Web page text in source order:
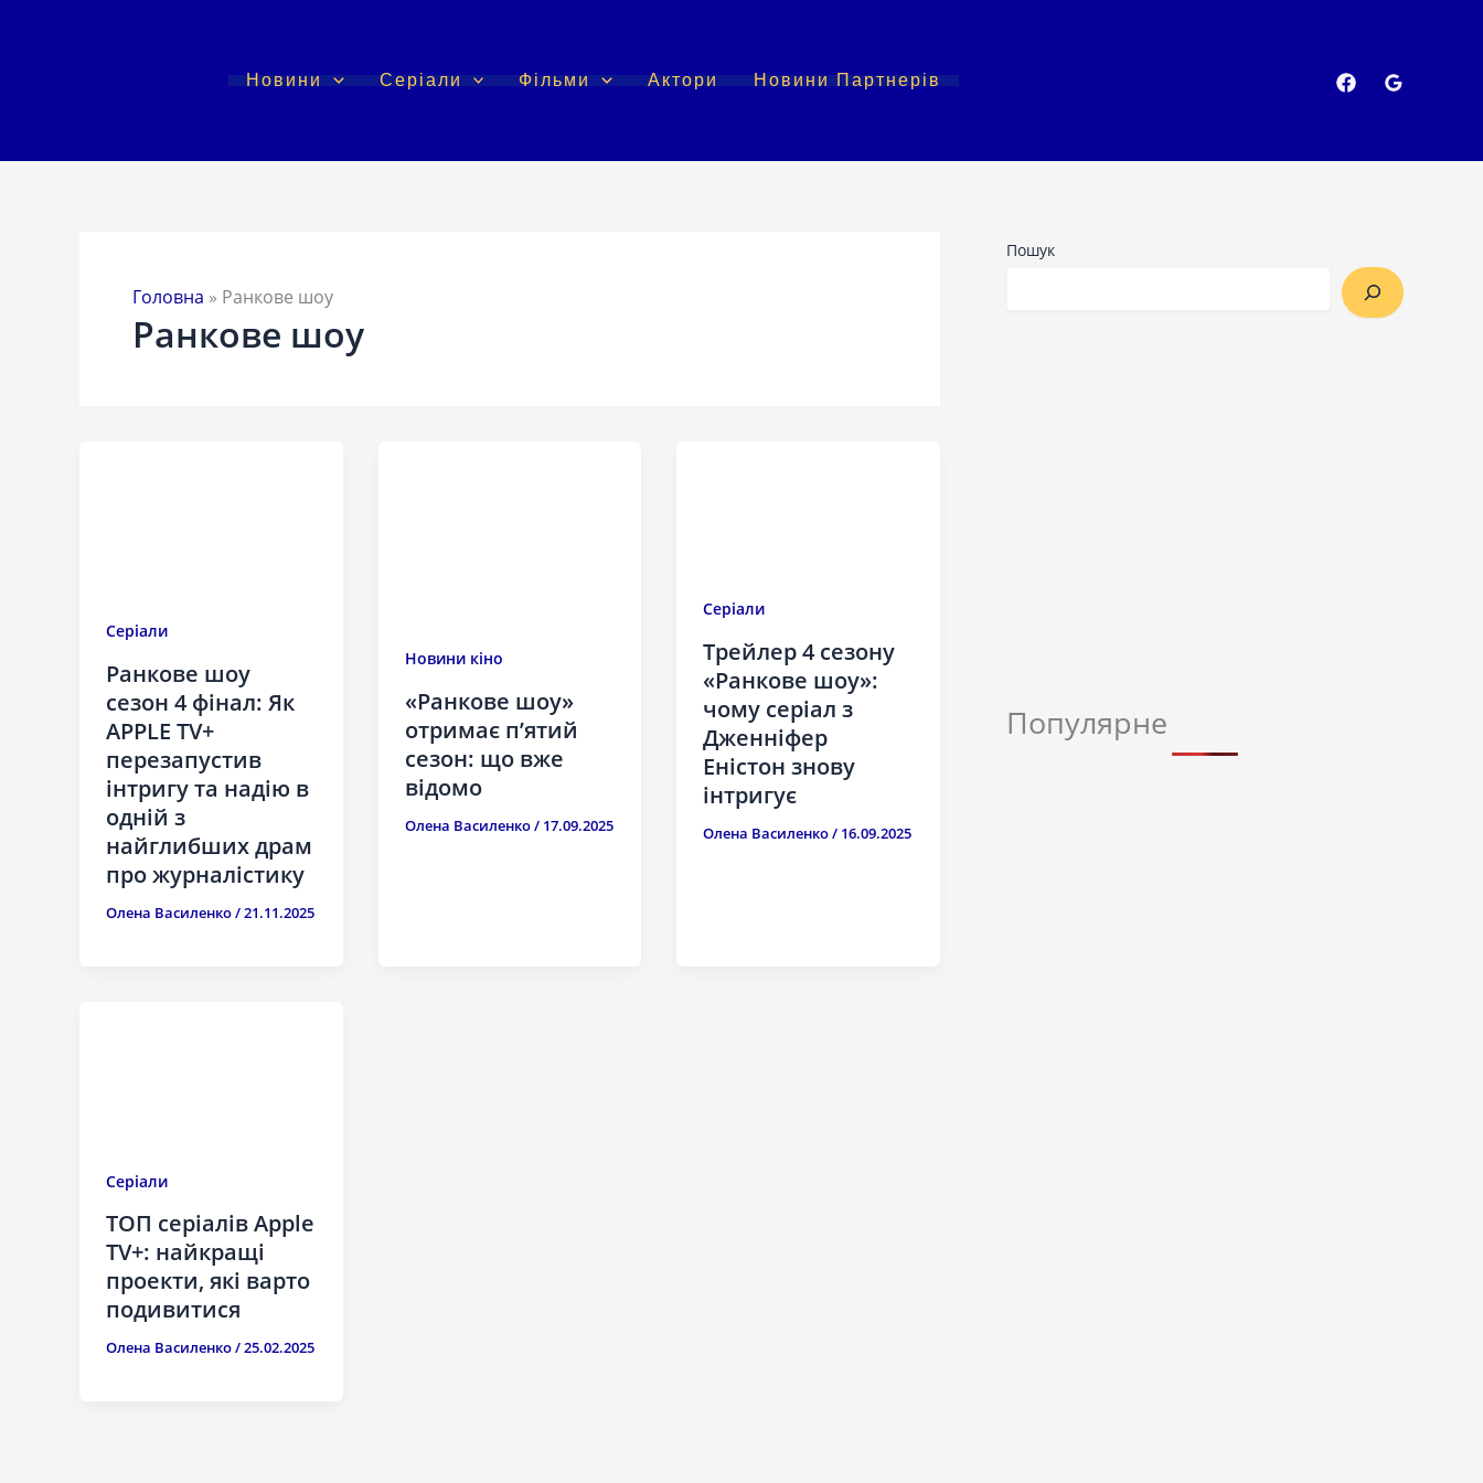
Новини Серіали Фільми Актори Новини Партнерів
Головна » Ранкове шоу
Ранкове шоу
Серіали
Ранкове шоу
сезон 4 фінал: Як
APPLE TV+
перезапустив
інтригу та надію в
одній з
найглибших драм
про журналістику
Олена Василенко/21.11.2025
Новини кіно
«Ранкове шоу»
отримає п’ятий
сезон: що вже
відомо
Олена Василенко/ 17.09.2025
Серіали
Трейлер 4 сезону
«Ранкове шоу»:
чому серіал з
Дженніфер
Еністон знову
інтригує
Олена Василенко/ 16.09.2025
Серіали
ТОП серіалів Apple
TV+: найкращі
проекти, які варто
подивитися
Олена Василенко/25.02.2025
Пошук
Популярне